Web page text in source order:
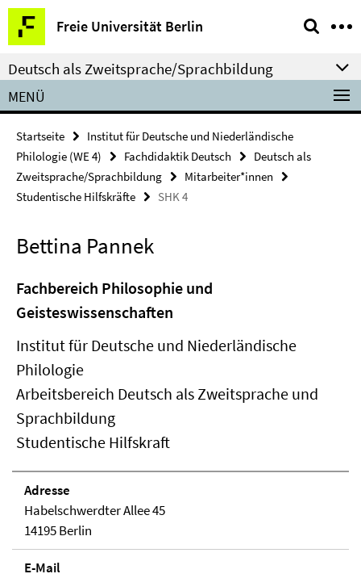
Springe
direkt
zu
Inhalt
Freie Universität Berlin
Service-
Navigation
Deutsch als Zweitsprache/Sprachbildung
MENÜ
Startseite
Institut für Deutsche und Niederländische
Philologie (WE 4)
Fachdidaktik Deutsch
Deutsch als
Zweitsprache/Sprachbildung
Mitarbeiter*innen
Studentische Hilfskräfte
SHK 4
Bettina Pannek
Fachbereich Philosophie und
Geisteswissenschaften
Institut für Deutsche und Niederländische
Philologie
Arbeitsbereich Deutsch als Zweitsprache und
Sprachbildung
Studentische Hilfskraft
Adresse
Habelschwerdter Allee 45
14195 Berlin
E-Mail